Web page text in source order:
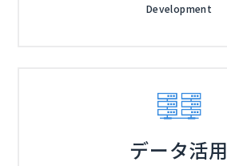
Development
データ活用